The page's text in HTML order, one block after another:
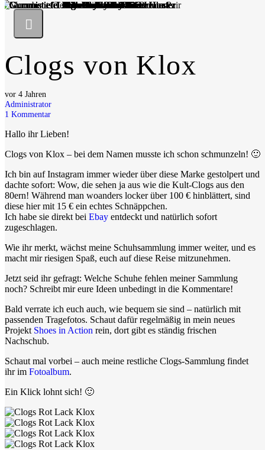
Clogs von Klox
vor 4 Jahren
Administrator
1 Kommentar
Hallo ihr Lieben!
Clogs von Klox – bei dem Namen musste ich schon schmunzeln! 🙂
Ich bin auf Instagram immer wieder über diese Marke gestolpert und
dachte sofort: Wow, die sehen ja aus wie die Kult-Clogs aus den
80ern! Während man woanders locker über 100 € hinblättert, sind
diese hier mit 15 € ein echtes Schnäppchen.
Ich habe sie direkt bei Ebay entdeckt und natürlich sofort
zugeschlagen.
Wie ihr merkt, wächst meine Schuhsammlung immer weiter, und es
macht mir riesigen Spaß, euch auf diese Reise mitzunehmen.
Jetzt seid ihr gefragt: Welche Schuhe fehlen meiner Sammlung
noch? Schreibt mir eure Ideen unbedingt in die Kommentare!
Bald verrate ich euch auch, wie bequem sie sind – natürlich mit
passenden Tragefotos. Schaut dafür regelmäßig in mein neues
Projekt Shoes in Action rein, dort gibt es ständig frischen
Nachschub.
Schaut mal vorbei – auch meine restliche Clogs-Sammlung findet
ihr im Fotoalbum.
Ein Klick lohnt sich! 🙂